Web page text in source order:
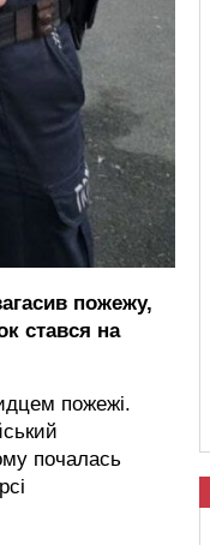
пожежу,
стався на
пожежі.
почалась